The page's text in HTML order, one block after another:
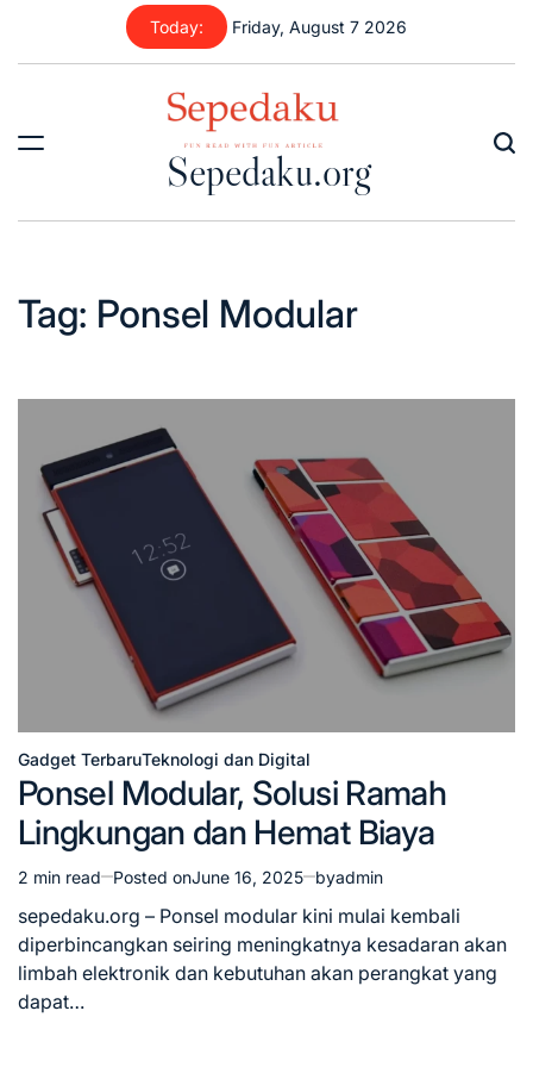
content
Today: Friday, August 7 2026
Sepedaku.org
Tag: Ponsel Modular
Posted
in
Gadget TerbaruTeknologi dan Digital
Ponsel Modular, Solusi Ramah
Lingkungan dan Hemat Biaya
Estimated
read
time
2 min read Posted onJune 16, 2025 byadmin
sepedaku.org – Ponsel modular kini mulai kembali
diperbincangkan seiring meningkatnya kesadaran akan
limbah elektronik dan kebutuhan akan perangkat yang
dapat…